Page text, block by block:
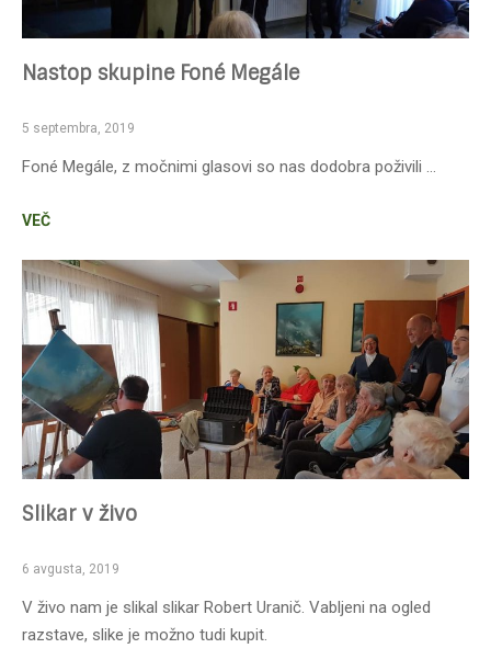
Nastop skupine Foné Megále
5 septembra, 2019
Foné Megále, z močnimi glasovi so nas dodobra poživili …
VEČ
Slikar v živo
6 avgusta, 2019
V živo nam je slikal slikar Robert Uranič. Vabljeni na ogled
razstave, slike je možno tudi kupit.